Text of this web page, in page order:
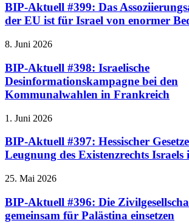
BIP-Aktuell #399: Das
der EU ist für Israel von enormer
8. Juni 2026
BIP-Aktuell #398: Israelische
Desinformationskampagne bei den
Kommunalwahlen in Frankreich
1. Juni 2026
BIP-Aktuell #397: Hessischer
Leugnung des Existenzrechts
25. Mai 2026
BIP-Aktuell #396: Die
gemeinsam für Palästina einsetzen